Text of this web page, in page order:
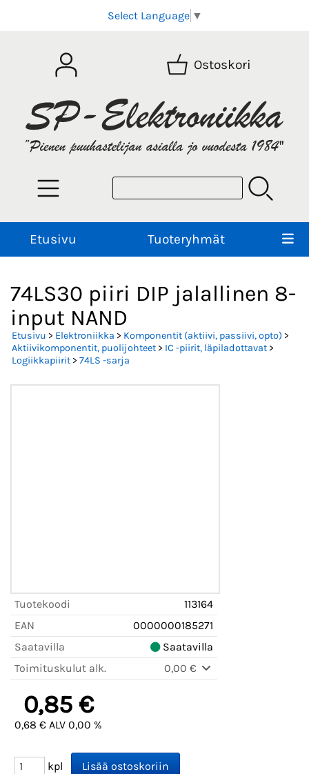
Select Language ▼
Ostoskori
Etusivu Tuoteryhmät
74LS30 piiri DIP jalallinen 8-
input NAND
Etusivu > Elektroniikka > Komponentit (aktiivi, passiivi, opto) >
Aktiivikomponentit, puolijohteet> IC -piirit, läpiladottavat>
Logiikkapiirit> 74LS -sarja
Tuotekoodi
113164
EAN
0000000185271
Saatavilla
Saatavilla
Toimituskulut alk.
0,00 €
0,85 €
0,68 € ALV 0,00 %
kpl